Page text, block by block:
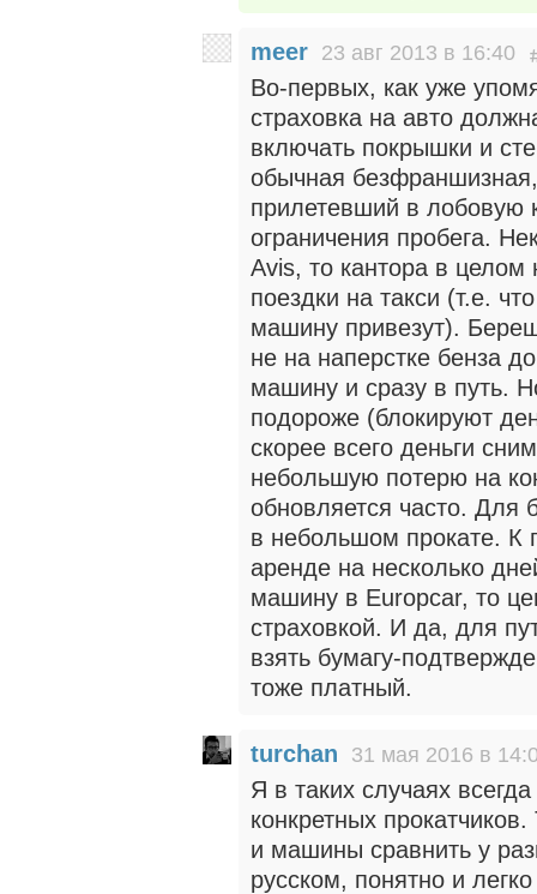
meer 23 авг 2013 в 16:40
Во-первых, как уже
страховка на авто
включать покрышки и
обычная
прилетевший в лобовую
ограничения пробега.
Avis, то кантора в
поездки на такси (т.е.
машину привезут).
не на наперстке бенза
машину и сразу в путь.
подороже (блокируют
скорее всего деньги
небольшую потерю на
обновляется часто. Для
в небольшом прокате. К
аренде на несколько
машину в Europcar, то
страховкой. И да, для
взять бумагу-
тоже платный.
turchan 31 мая 2016 в
Я в таких случаях
конкретных
и машины сравнить у
русском, понятно и